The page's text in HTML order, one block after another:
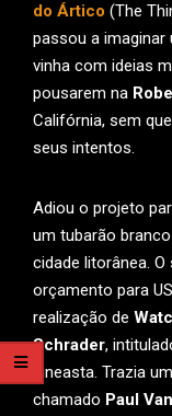
do Ártico (The
passou a imaginar
vinha com ideias
pousarem na
Califórnia, sem
seus intentos.
Adiou o projeto
um tubarão
cidade litorânea.
orçamento para
realização de
Schrader,
cineasta. Trazia
chamado Paul